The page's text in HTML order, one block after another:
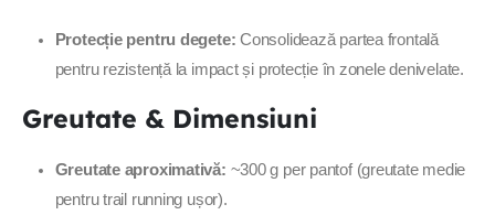
Protecție pentru degete: Consolidează partea frontală
pentru rezistență la impact și protecție în zonele denivelate.
Greutate & Dimensiuni
Greutate aproximativă: ~300 g per pantof (greutate medie
pentru trail running ușor).